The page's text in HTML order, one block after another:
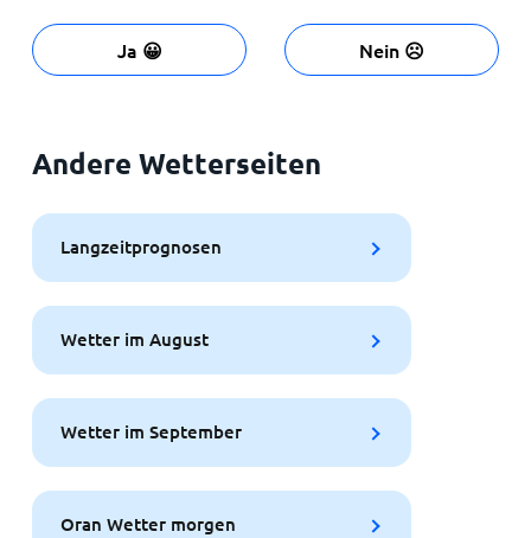
Ja 😀 Nein ☹️
Andere Wetterseiten
Langzeitprognosen
Wetter im August
Wetter im September
Oran Wetter morgen